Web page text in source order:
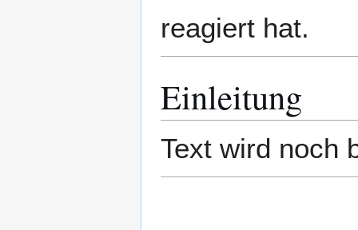
reagiert hat.
Einleitung
Text wird noch